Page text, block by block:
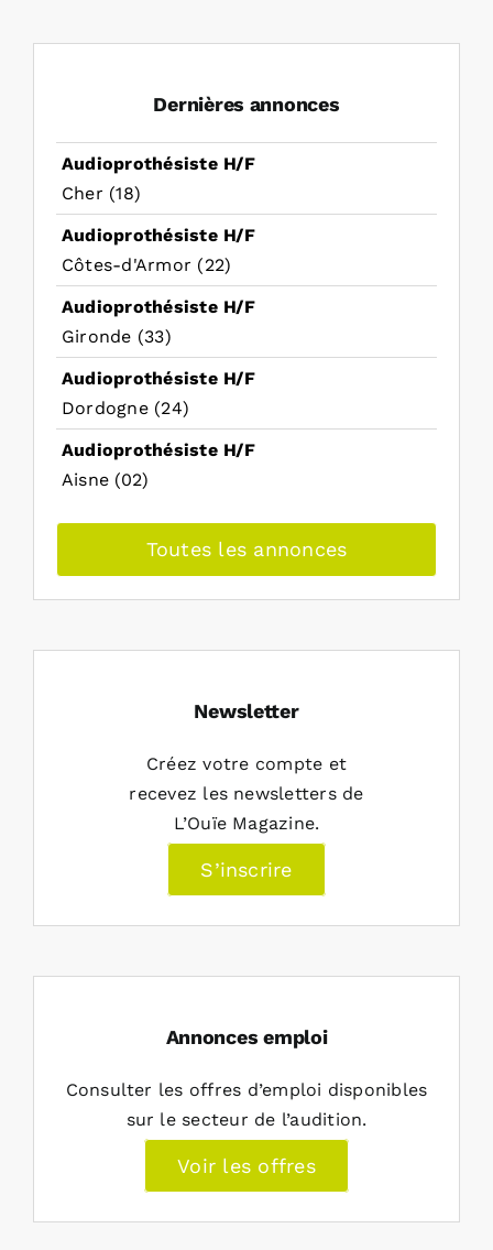
Dernières annonces
Audioprothésiste H/F
Cher (18)
Audioprothésiste H/F
Côtes-d'Armor (22)
Audioprothésiste H/F
Gironde (33)
Audioprothésiste H/F
Dordogne (24)
Audioprothésiste H/F
Aisne (02)
Toutes les annonces
Newsletter
Créez votre compte et
recevez les newsletters de
L’Ouïe Magazine.
S’inscrire
Annonces emploi
Consulter les offres d’emploi disponibles
sur le secteur de l’audition.
Voir les offres